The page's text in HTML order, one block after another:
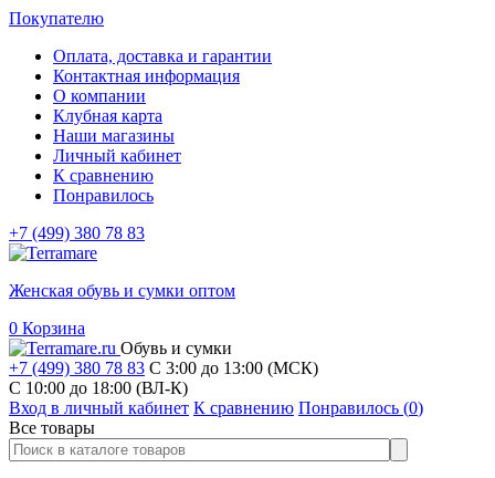
Покупателю
Оплата, доставка и гарантии
Контактная информация
О компании
Клубная карта
Наши магазины
Личный кабинет
К сравнению
Понравилось
+7 (499) 380 78 83
Женская обувь и сумки оптом
0 Корзина
Обувь и сумки
+7 (499) 380 78 83 С 3:00 до 13:00 (МСК)
C 10:00 до 18:00 (ВЛ-К)
Вход в личный кабинет К сравнению Понравилось (0)
Все товары